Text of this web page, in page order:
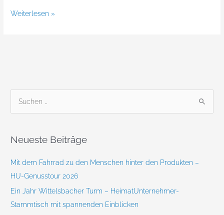
Weiterlesen »
hNeueste Beiträge
Mit dem Fahrrad zu den Menschen hinter den Produkten –
HU-Genusstour 2026
Ein Jahr Wittelsbacher Turm – HeimatUnternehmer-
Stammtisch mit spannenden Einblicken